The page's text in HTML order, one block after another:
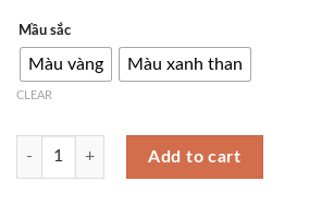
Mầu sắc
Màu vàng Màu xanh than
CLEAR
Tượng ngựa hí bằng đồng CD277 quantity
Add to cart